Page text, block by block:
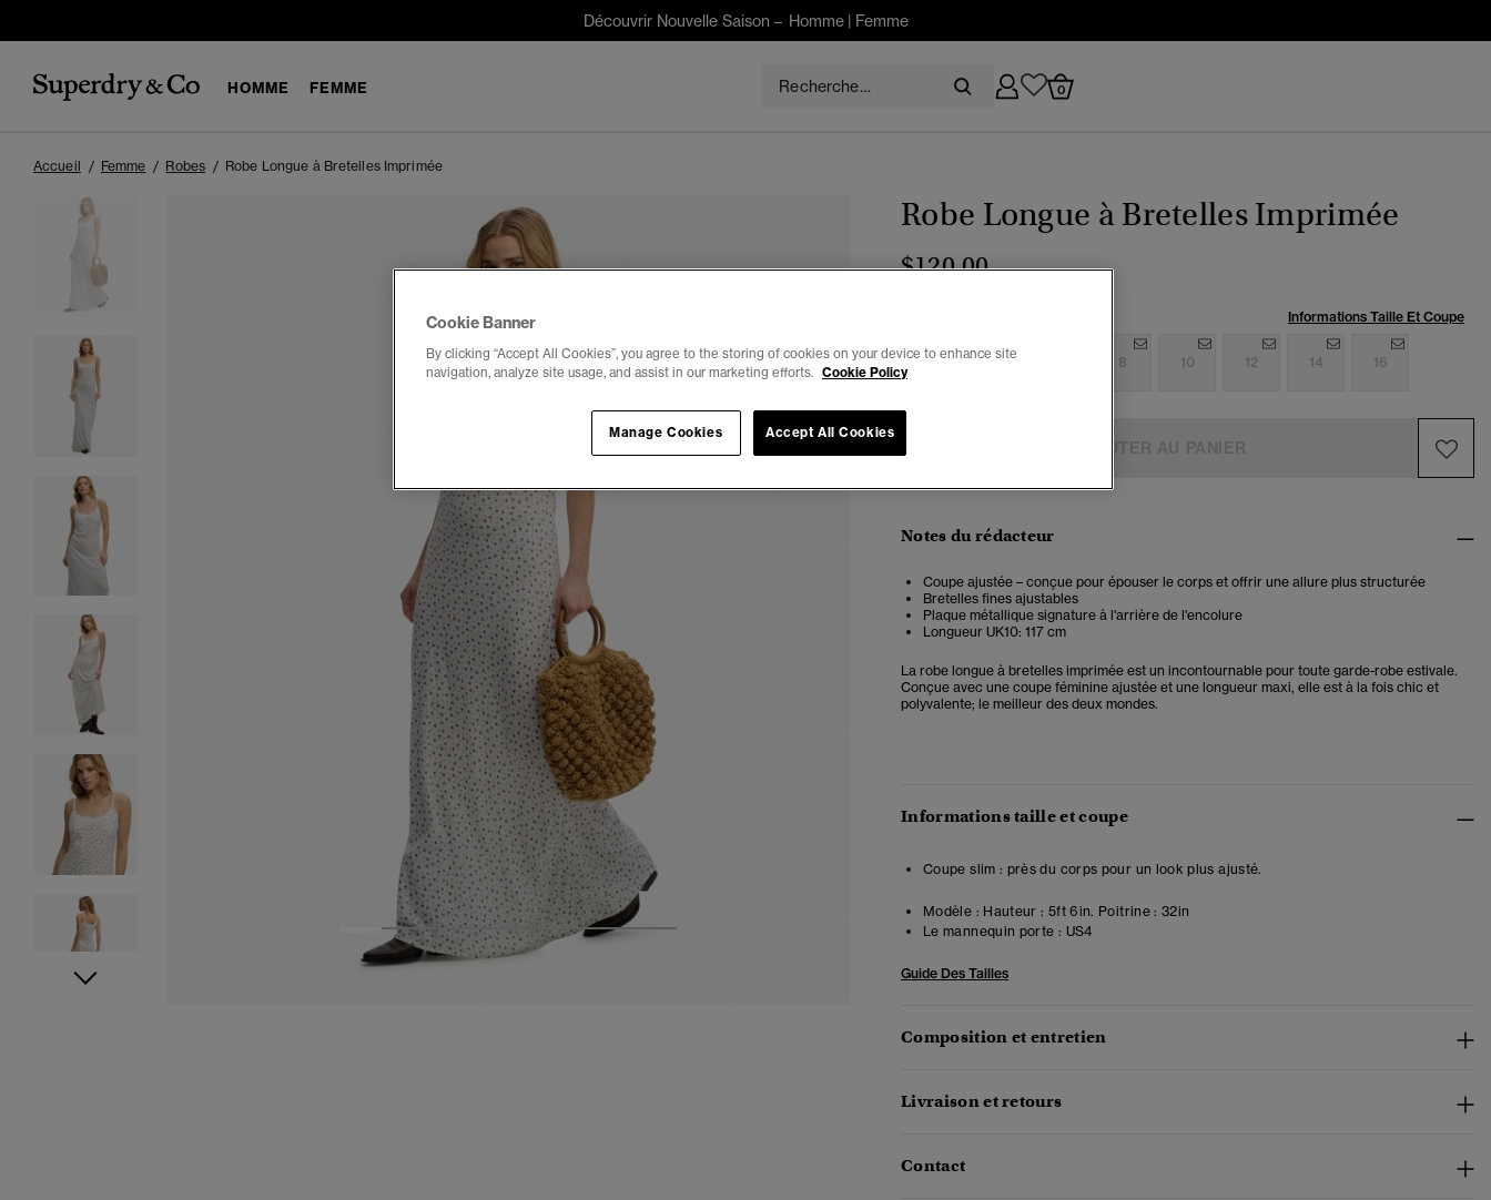
Découvrir Nouvelle Saison – Homme| Femme
HOMME FEMME 0
Accueil Femme Robes Robe Longue à Bretelles Imprimée
2 3 4 5 6 7
Robe Longue à Bretelles Imprimée
$120.00
Informations Taille Et Coupe
2 4 8 10 12 14 16
Notes du rédacteur
Coupe ajustée – conçue pour épouser le corps et offrir une allure plus structurée
Bretelles fines ajustables
Plaque métallique signature à l'arrière de l'encolure
Longueur UK10: 117 cm
La robe longue à bretelles imprimée est un incontournable pour toute garde-robe estivale.
Conçue avec une coupe féminine ajustée et une longueur maxi, elle est à la fois chic et
polyvalente; le meilleur des deux mondes.
Informations taille et coupe
Coupe slim : près du corps pour un look plus ajusté.
Modèle : Hauteur : 5ft 6in. Poitrine : 32in
Le mannequin porte : US4
Guide Des Tailles
Composition et entretien
Livraison et retours
Contact
Cookie Banner
By clicking “Accept All Cookies”, you agree to the storing of cookies on your device to enhance site
navigation, analyze site usage, and assist in our marketing efforts. Cookie Policy
Accept All Cookies
Manage Cookies